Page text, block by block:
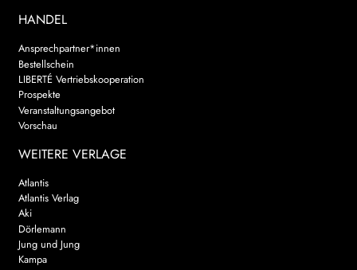
HANDEL
Ansprechpartner*innen
Bestellschein
LIBERTÉ Vertriebskooperation
Prospekte
Veranstaltungsangebot
Vorschau
WEITERE VERLAGE
Atlantis
Atlantis Verlag
Aki
Dörlemann
Jung und Jung
Kampa